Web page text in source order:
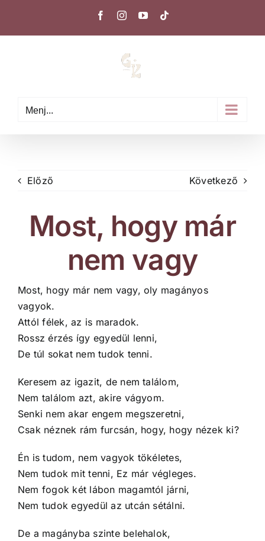
FacebookInstagramYouTube
Menj...
Előző Következő
Most, hogy már
nem vagy
Most, hogy már nem vagy, oly magányos
vagyok.
Attól félek, az is maradok.
Rossz érzés így egyedül lenni,
De túl sokat nem tudok tenni.
Keresem az igazit, de nem találom,
Nem találom azt, akire vágyom.
Senki nem akar engem megszeretni,
Csak néznek rám furcsán, hogy, hogy nézek ki?
Én is tudom, nem vagyok tökéletes,
Nem tudok mit tenni, Ez már végleges.
Nem fogok két lábon magamtól járni,
Nem tudok egyedül az utcán sétálni.
De a magányba szinte belehalok,